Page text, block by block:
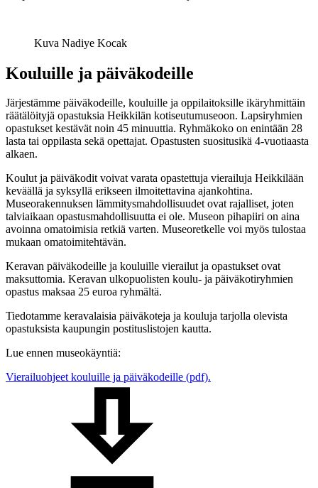
Kuva Nadiye Kocak
Kouluille ja päiväkodeille
Järjestämme päiväkodeille, kouluille ja oppilaitoksille ikäryhmittäin
räätälöityjä opastuksia Heikkilän kotiseutumuseoon. Lapsiryhmien
opastukset kestävät noin 45 minuuttia. Ryhmäkoko on enintään 28
lasta tai oppilasta sekä opettajat. Opastusten suositusikä 4-vuotiaasta
alkaen.
Koulut ja päiväkodit voivat varata opastettuja vierailuja Heikkilään
keväällä ja syksyllä erikseen ilmoitettavina ajankohtina.
Museorakennuksen lämmitysmahdollisuudet ovat rajalliset, joten
talviaikaan opastusmahdollisuutta ei ole. Museon pihapiiri on aina
avoinna omatoimisia retkiä varten. Museoretkelle voi myös tulostaa
mukaan omatoimitehtävän.
Keravan päiväkodeille ja kouluille vierailut ja opastukset ovat
maksuttomia. Keravan ulkopuolisten koulu- ja päiväkotiryhmien
opastus maksaa 25 euroa ryhmältä.
Tiedotamme keravalaisia päiväkoteja ja kouluja tarjolla olevista
opastuksista kaupungin postituslistojen kautta.
Lue ennen museokäyntiä:
Vierailuohjeet kouluille ja päiväkodeille (pdf).